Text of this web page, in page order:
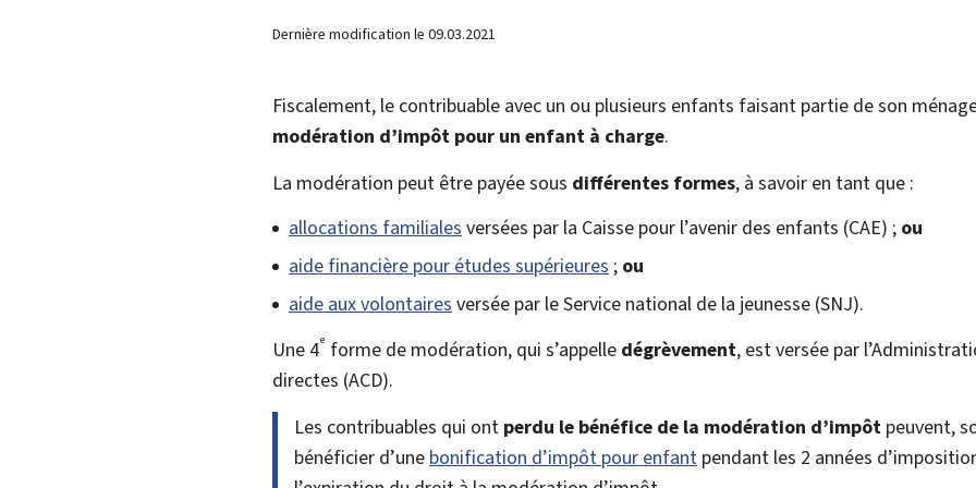
Dernière modification le 09.03.2021
Fiscalement, le contribuable avec un ou plusieurs enfants faisant partie de son
modération d’impôt pour un enfant à charge.
La modération peut être payée sous différentes formes, à savoir en tant que :
allocations familiales versées par la Caisse pour l’avenir des enfants (CAE) ; ou
aide financière pour études supérieures ; ou
aide aux volontaires versée par leService national de la jeunesse (SNJ).
Une 4e forme de modération, qui s’appelle dégrèvement, est versée par l’
directes (ACD).
Les contribuables qui ont perdu le bénéfice de la modération d’impôt peuvent,
bénéficier d’une bonification d’impôt pour enfant pendant les 2 années